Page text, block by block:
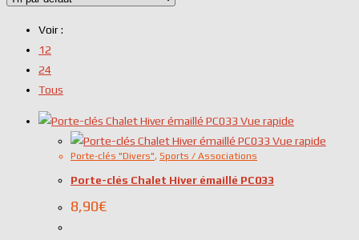
Voir :
12
24
Tous
Vue rapide
Vue rapide
Porte-clés "Divers", Sports / Associations
Porte-clés Chalet Hiver émaillé PC033
8,90€